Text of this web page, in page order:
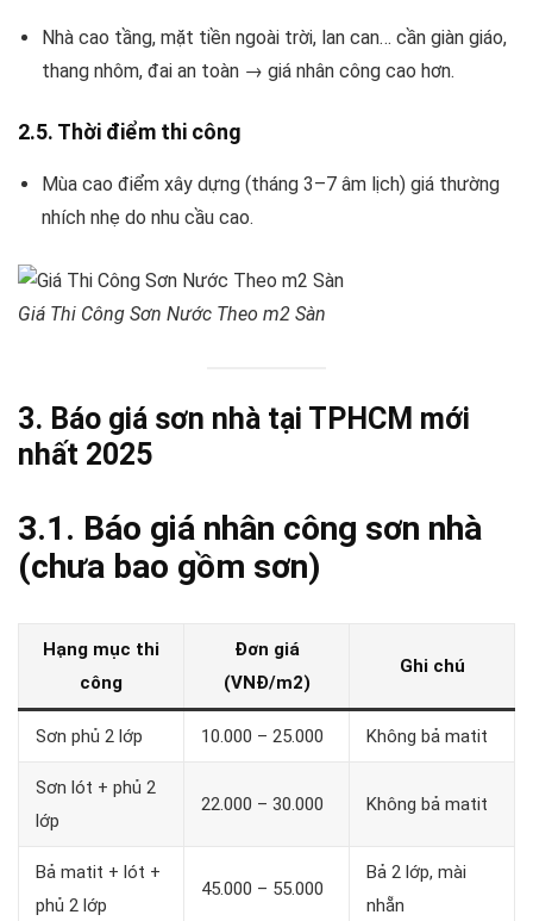
Nhà cao tầng, mặt tiền ngoài trời, lan can… cần giàn giáo,
thang nhôm, đai an toàn → giá nhân công cao hơn.
2.5. Thời điểm thi công
Mùa cao điểm xây dựng (tháng 3–7 âm lịch) giá thường
nhích nhẹ do nhu cầu cao.
Giá Thi Công Sơn Nước Theo m2 Sàn
3. Báo giá sơn nhà tại TPHCM mới
nhất 2025
3.1. Báo giá nhân công sơn nhà
(chưa bao gồm sơn)
Hạng mục thi
công
Đơn giá
(VNĐ/m2)
Ghi chú
Sơn phủ 2 lớp 10.000 – 25.000 Không bả matit
Sơn lót + phủ 2
lớp
22.000 – 30.000 Không bả matit
Bả matit + lót +
phủ 2 lớp
45.000 – 55.000
Bả 2 lớp, mài
nhẵn